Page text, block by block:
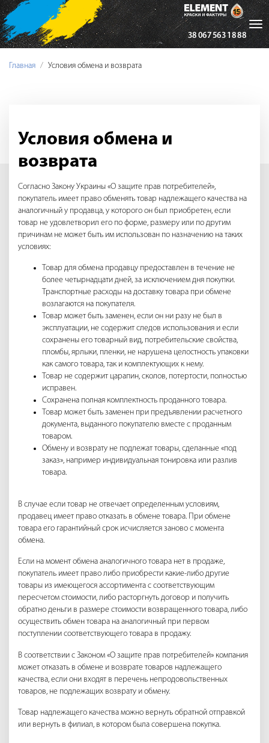
38 067 563 18 88
Главная Условия обмена и возврата
Условия обмена и
возврата
Согласно Закону Украины «О защите прав потребителей»,
покупатель имеет право обменять товар надлежащего качества на
аналогичный у продавца, у которого он был приобретен, если
товар не удовлетворил его по форме, размеру или по другим
причинам не может быть им использован по назначению на таких
условиях:
Товар для обмена продавцу предоставлен в течение не
более четырнадцати дней, за исключением дня покупки.
Транспортные расходы на доставку товара при обмене
возлагаются на покупателя.
Товар может быть заменен, если он ни разу не был в
эксплуатации, не содержит следов использования и если
сохранены его товарный вид, потребительские свойства,
пломбы, ярлыки, пленки, не нарушена целостность упаковки
как самого товара, так и комплектующих к нему.
Товар не содержит царапин, сколов, потертости, полностью
исправен.
Сохранена полная комплектность проданного товара.
Товар может быть заменен при предъявлении расчетного
документа, выданного покупателю вместе с проданным
товаром.
Обмену и возврату не подлежат товары, сделанные «под
заказ», например индивидуальная тонировка или разлив
товара.
В случае если товар не отвечает определенным условиям,
продавец имеет право отказать в обмене товара. При обмене
товара его гарантийный срок исчисляется заново с момента
обмена.
Если на момент обмена аналогичного товара нет в продаже,
покупатель имеет право либо приобрести какие-либо другие
товары из имеющегося ассортимента с соответствующим
пересчетом стоимости, либо расторгнуть договор и получить
обратно деньги в размере стоимости возвращенного товара, либо
осуществить обмен товара на аналогичный при первом
поступлении соответствующего товара в продажу.
В соответствии с Законом «О защите прав потребителей» компания
может отказать в обмене и возврате товаров надлежащего
качества, если они входят в перечень непродовольственных
товаров, не подлежащих возврату и обмену.
Товар надлежащего качества можно вернуть обратной отправкой
или вернуть в филиал, в котором была совершена покупка.